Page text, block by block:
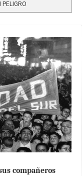
compañeros